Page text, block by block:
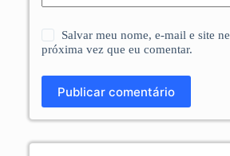
Salvar meu nome, e-mail e site
próxima vez que eu comentar.
Publicar comentário